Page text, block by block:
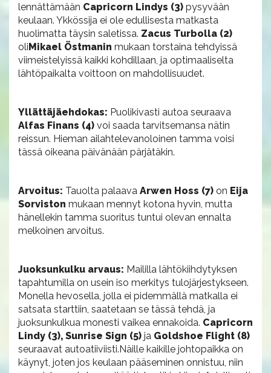
lennättämään Capricorn Lindys (3) pysyvään
keulaan. Ykkössija ei ole edullisesta matkasta
huolimatta täysin saletissa. Zacus Turbolla (2)
oliMikael Östmanin mukaan torstaina tehdyissä
viimeistelyissä kaikki kohdillaan, ja optimaaliselta
lähtöpaikalta voittoon on mahdollisuudet.
Yllättäjäehdokas: Puolikivasti autoa seuraava
Alfas Finans (4) voi saada tarvitsemansa nätin
reissun. Hieman ailahtelevanoloinen tamma voisi
tässä oikeana päivänään pärjätäkin.
Arvoitus: Tauolta palaava Arwen Hoss (7) on Eija
Sorviston mukaan mennyt kotona hyvin, mutta
hänellekin tamma suoritus tuntui olevan ennalta
melkoinen arvoitus.
Juoksunkulku arvaus: Maililla lähtökiihdytyksen
tapahtumilla on usein iso merkitys tulojärjestykseen.
Monella hevosella, jolla ei pidemmällä matkalla ei
satsata starttiin, saatetaan se tässä tehdä, ja
juoksunkulkua monesti vaikea ennakoida. Capricorn
Lindy (3), Sunrise Sign (5) ja Goldshoe Flight (8)
seuraavat autoatiiviisti.Näille kaikille johtopaikka on
käynyt, joten jos keulaan pääseminen onnistuu, niin